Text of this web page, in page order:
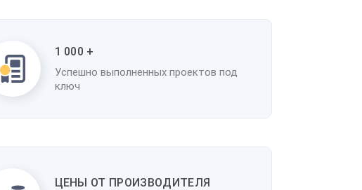
1 000 +
Успешно выполненных проектов под
ключ
ЦЕНЫ ОТ ПРОИЗВОДИТЕЛЯ